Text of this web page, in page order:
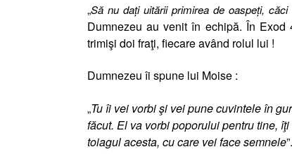
„Să nu daţi uitării primirea de oaspeţi,
Dumnezeu au venit în echipă. În
trimişi doi fraţi, fiecare având rolul lui !
Dumnezeu îi spune lui Moise :
„Tu îi vei vorbi şi vei pune cuvintele în
făcut. El va vorbi poporului pentru tine,
toiagul acesta, cu care vei face semnele